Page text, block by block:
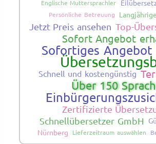
Englische Muttersprachler
Persönliche Betreuung
Jetzt Preis ansehen Top-
Sofort Angebot
Sofortiges Angebot
Schnell und kostengünstig
Über 150
Zertifizierte
Schnellübersetzer GmbH
Nürnberg
Lieferzeitraum auswählen